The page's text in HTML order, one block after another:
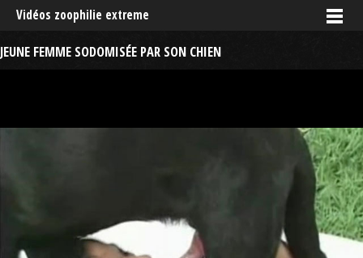
Vidéos zoophilie extreme
JEUNE FEMME SODOMISÉE PAR SON CHIEN